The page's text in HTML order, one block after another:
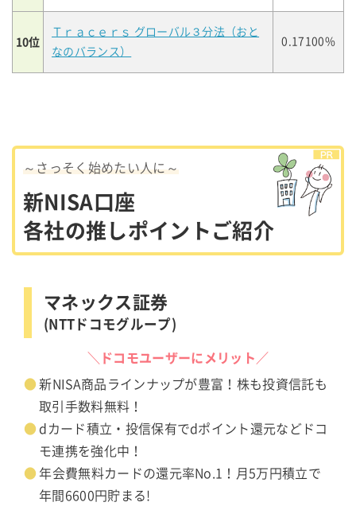
10位
Ｔｒａｃｅｒｓ グローバル３分法（おと
なのバランス）
0.17100%
～さっそく始めたい人に～
新NISA口座
各社の推しポイントご紹介
マネックス証券
(NTTドコモグループ)
＼ドコモユーザーにメリット／
新NISA商品ラインナップが豊富！株も投資信託も
取引手数料無料！
dカード積立・投信保有でdポイント還元などドコ
モ連携を強化中！
年会費無料カードの還元率No.1！月5万円積立で
年間6600円貯まる!